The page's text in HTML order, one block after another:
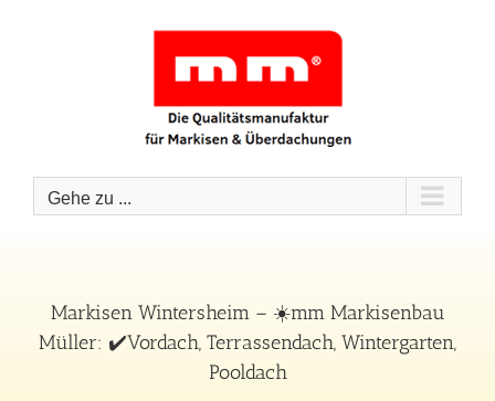
Gehe zu ...
Markisen Wintersheim – ☀️mm Markisenbau
Müller: ✔️Vordach, Terrassendach, Wintergarten,
Pooldach